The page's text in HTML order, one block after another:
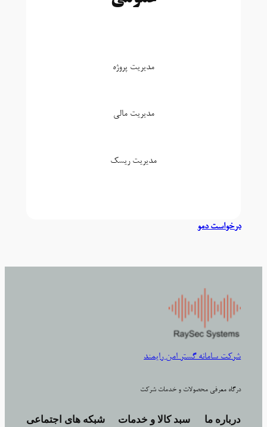
مدیریت پروژه
مدیریت مالی
مدیریت ریسک
درخواست دمو
شرکت سامانه گستر امن رایمند
درگاه معرفی محصولات و خدمات شرکت
درباره ما سبد کالا و خدمات شبکه های اجتماعی